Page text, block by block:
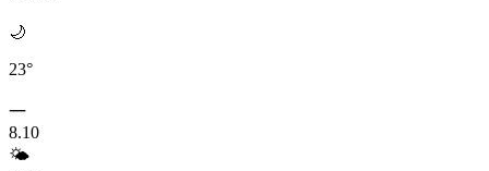
🌙
23°
一
8.10
🌤️